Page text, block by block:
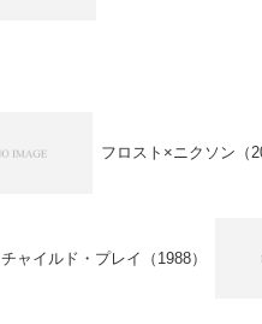
フロスト×ニクソン（
チャイルド・プレイ（1988）